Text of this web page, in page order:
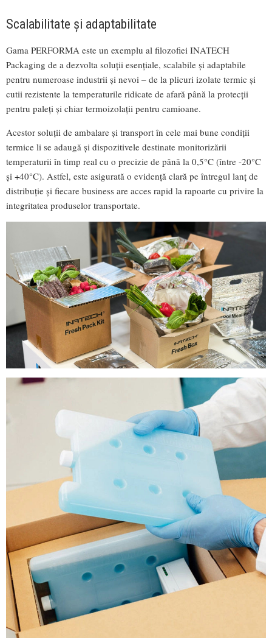
Scalabilitate și adaptabilitate
Gama PERFORMA este un exemplu al filozofiei INATECH
Packaging de a dezvolta soluții esențiale, scalabile și adaptabile
pentru numeroase industrii și nevoi – de la plicuri izolate termic și
cutii rezistente la temperaturile ridicate de afară până la protecții
pentru paleți și chiar termoizolații pentru camioane.
Acestor soluții de ambalare și transport în cele mai bune condiții
termice li se adaugă și dispozitivele destinate monitorizării
temperaturii în timp real cu o precizie de până la 0,5°C (între -20°C
și +40°C). Astfel, este asigurată o evidență clară pe întregul lanț de
distribuție și fiecare business are acces rapid la rapoarte cu privire la
integritatea produselor transportate.